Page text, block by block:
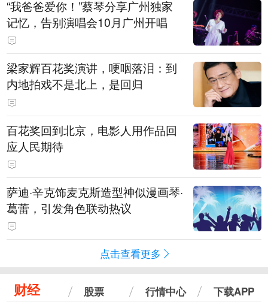
“我爸爸爱你！”蔡琴分享广州独家
记忆，告别演唱会10月广州开唱
梁家辉百花奖演讲，哽咽落泪：到
内地拍戏不是北上，是回归
百花奖回到北京，电影人用作品回
应人民期待
萨迪·辛克饰麦克斯造型神似漫画琴·
葛蕾，引发角色联动热议
点击查看更多
财经 股票 行情中心 下载APP